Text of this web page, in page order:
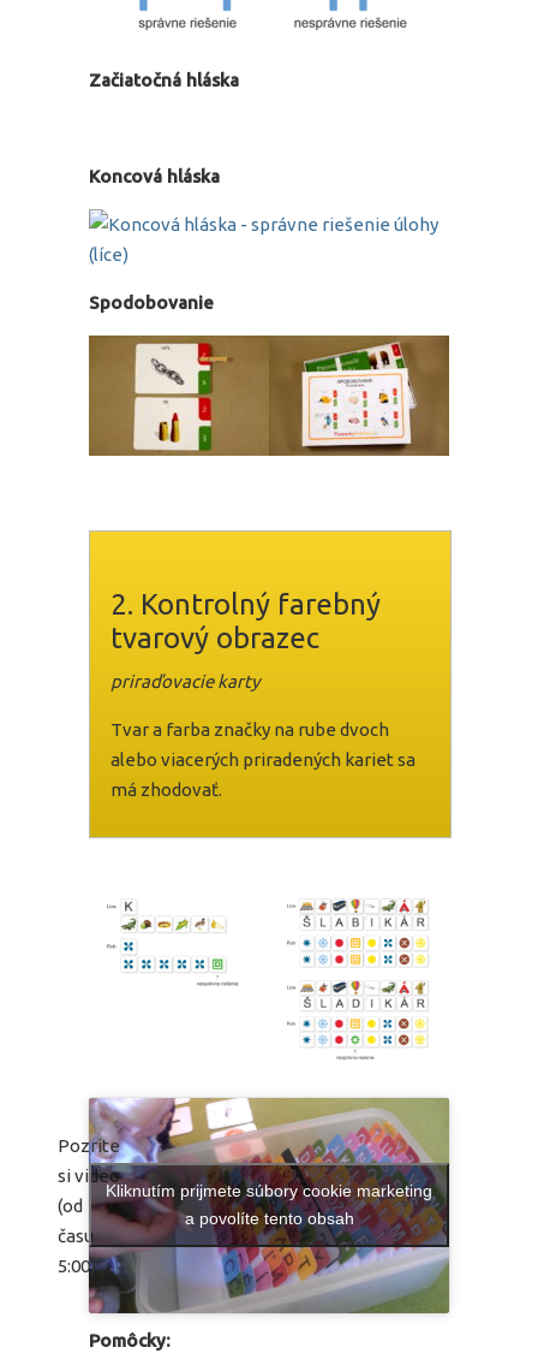
Začiatočná hláska
Koncová hláska
Spodobovanie
2. Kontrolný farebný
tvarový obrazec
priraďovacie karty
Tvar a farba značky na rube dvoch
alebo viacerých priradených kariet sa
má zhodovať.
Pozrite
si video
(od
času
5:00)
Kliknutím prijmete súbory cookie marketing
a povolíte tento obsah
Pomôcky: